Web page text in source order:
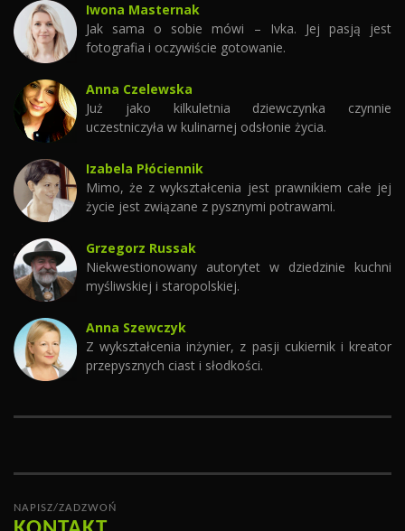
Iwona Masternak
Jak sama o sobie mówi – Ivka. Jej pasją jest
fotografia i oczywiście gotowanie.
Anna Czelewska
Już jako kilkuletnia dziewczynka czynnie
uczestniczyła w kulinarnej odsłonie życia.
Izabela Płóciennik
Mimo, że z wykształcenia jest prawnikiem całe jej
życie jest związane z pysznymi potrawami.
Grzegorz Russak
Niekwestionowany autorytet w dziedzinie kuchni
myśliwskiej i staropolskiej.
Anna Szewczyk
Z wykształcenia inżynier, z pasji cukiernik i kreator
przepysznych ciast i słodkości.
NAPISZ/ZADZWOŃ